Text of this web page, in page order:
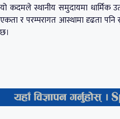
यो कदमले स्थानीय समुदायमा धार्मिक
एकता र परम्परागत आस्थामा दृढता पनि
छ।